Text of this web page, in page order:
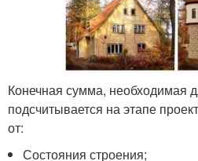
Конечная сумма, необходимая
подсчитывается на этапе
от:
Состояния строения;